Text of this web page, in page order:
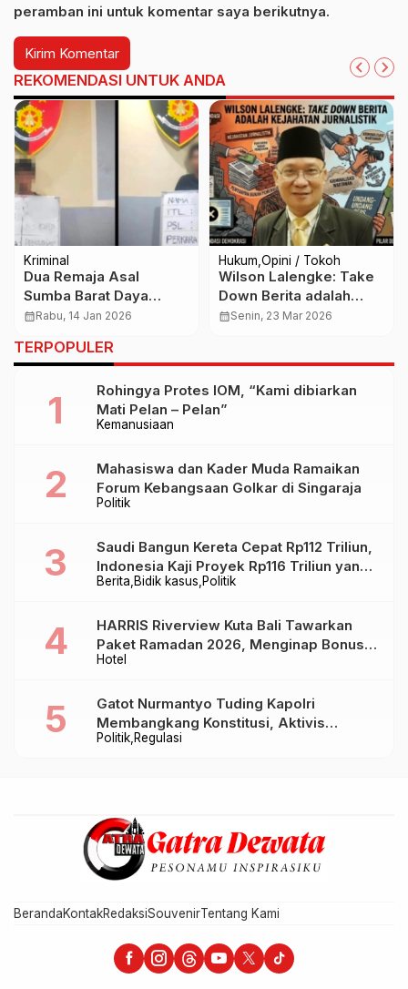
peramban ini untuk komentar saya berikutnya.
REKOMENDASI UNTUK ANDA
Kriminal
Dua Remaja Asal
Sumba Barat Daya
Ditangkap Usai Curi
Timur
calendar_monthRabu, 14 Jan 2026
Hukum Opini / Tokoh
Wilson Lalengke: Take
Down Berita adalah
Kejahatan Jurnalistik
calendar_monthSenin, 23 Mar 2026
TERPOPULER
Kemanusiaan
Rohingya Protes IOM, “Kami dibiarkan
Mati Pelan – Pelan”
Politik
Mahasiswa dan Kader Muda Ramaikan
Forum Kebangsaan Golkar di Singaraja
Berita Bidik kasus Politik
Saudi Bangun Kereta Cepat Rp112 Triliun,
Indonesia Kaji Proyek Rp116 Triliun yang
Baru Sampai Bandung
Hotel
HARRIS Riverview Kuta Bali Tawarkan
Paket Ramadan 2026, Menginap Bonus
Takjil hingga Bukber Mulai Rp88.888
Politik Regulasi
Gatot Nurmantyo Tuding Kapolri
Membangkang Konstitusi, Aktivis
Tegaskan Polri Tak Punya Sejarah
BerandaKontakRedaksiSouvenirTentang Kami